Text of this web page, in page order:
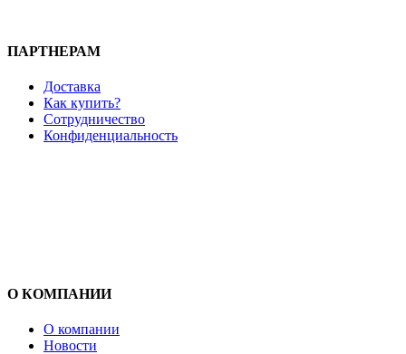
ПАРТНЕРАМ
Доставка
Как купить?
Сотрудничество
Конфиденциальность
О КОМПАНИИ
О компании
Новости